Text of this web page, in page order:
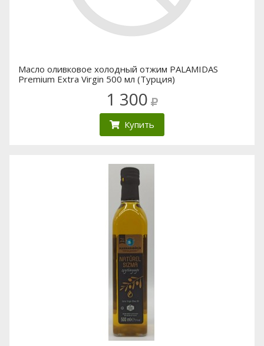
Масло оливковое холодный отжим PALAMIDAS
Premium Extra Virgin 500 мл (Турция)
1 300
Купить